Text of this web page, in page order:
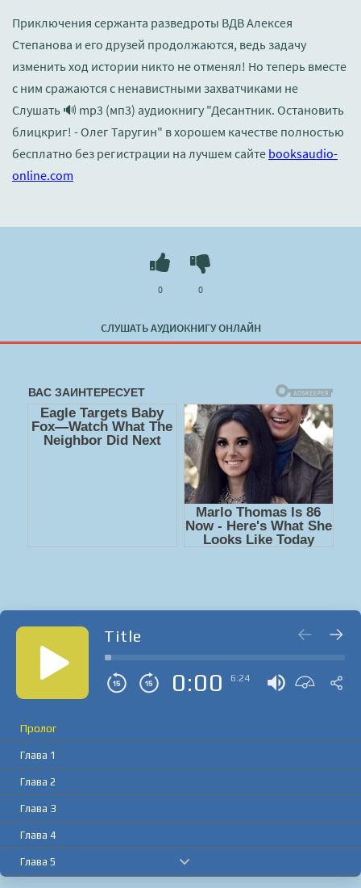
Приключения сержанта разведроты ВДВ Алексея
Степанова и его друзей продолжаются, ведь задачу
изменить ход истории никто не отменял! Но теперь вместе
с ним сражаются с ненавистными захватчиками не
Слушать 🔊 mp3 (мп3) аудиокнигу "Десантник. Остановить
блицкриг! - Олег Таругин" в хорошем качестве полностью
бесплатно без регистрации на лучшем сайте booksaudio-
online.com
СЛУШАТЬ АУДИОКНИГУ ОНЛАЙН
0 0
Title
0:00 6:24
Пролог
Глава 1
Глава 2
Глава 3
Глава 4
Глава 5